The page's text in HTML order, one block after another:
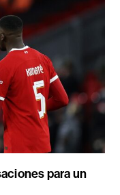
para un